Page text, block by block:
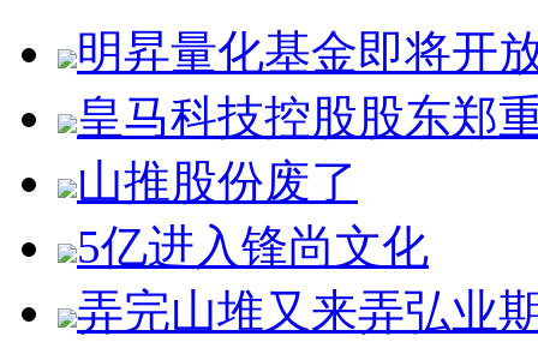
明昇量化基金即将开
皇马科技控股股东郑
山推股份废了
5亿进入锋尚文化
弄完山堆又来弄弘业